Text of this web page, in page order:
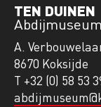
TEN DUINEN
A.
8670 Koksijde
T +32 (0) 58 53